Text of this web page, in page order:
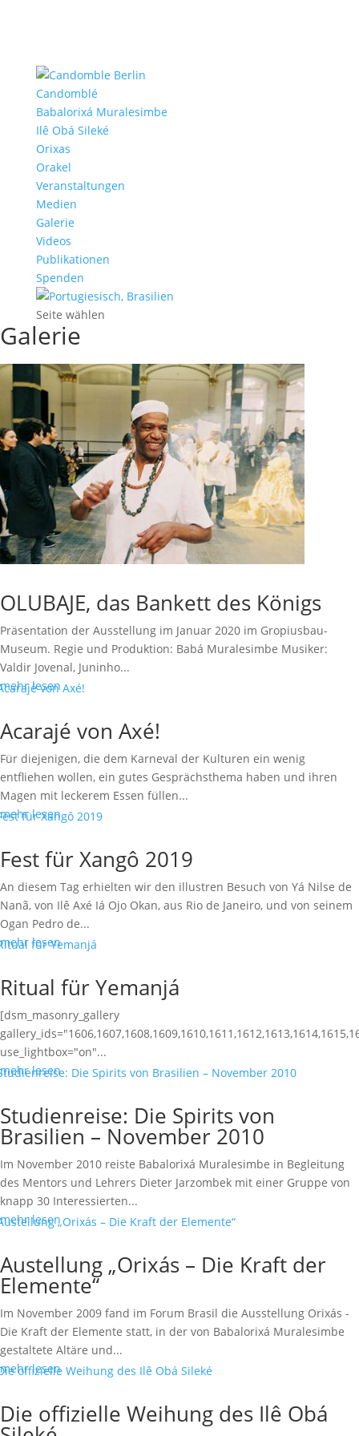
Candomblé
Babalorixá Muralesimbe
Ilê Obá Sileké
Orixas
Orakel
Veranstaltungen
Medien
Galerie
Videos
Publikationen
Spenden
Seite wählen
Galerie
OLUBAJE, das Bankett des Königs
Präsentation der Ausstellung im Januar 2020 im Gropiusbau-
Museum. Regie und Produktion: Babá Muralesimbe Musiker:
Valdir Jovenal, Juninho...
mehr lesen
Acarajé von Axé!
Für diejenigen, die dem Karneval der Kulturen ein wenig
entfliehen wollen, ein gutes Gesprächsthema haben und ihren
Magen mit leckerem Essen füllen...
mehr lesen
Fest für Xangô 2019
An diesem Tag erhielten wir den illustren Besuch von Yá Nilse de
Nanã, von Ilê Axé Iá Ojo Okan, aus Rio de Janeiro, und von seinem
Ogan Pedro de...
mehr lesen
Ritual für Yemanjá
[dsm_masonry_gallery
use_lightbox="on"...
mehr lesen
Studienreise: Die Spirits von
Brasilien – November 2010
Im November 2010 reiste Babalorixá Muralesimbe in Begleitung
des Mentors und Lehrers Dieter Jarzombek mit einer Gruppe von
knapp 30 Interessierten...
mehr lesen
Austellung „Orixás – Die Kraft der
Elemente“
Im November 2009 fand im Forum Brasil die Ausstellung Orixás -
Die Kraft der Elemente statt, in der von Babalorixá Muralesimbe
gestaltete Altäre und...
mehr lesen
Die offizielle Weihung des Ilê Obá